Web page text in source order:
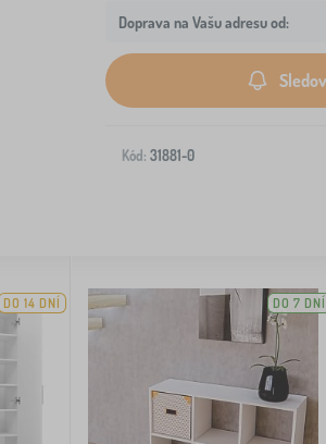
Doprava na Vašu adresu od:
Kód: 31881-0
DO 14 DNÍ DO 7 DNÍ